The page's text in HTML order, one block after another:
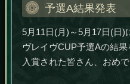
予選A結果発表
5月11日(月)～5月17日(日
ヴレイヴCUP予選Aの結果
入賞された皆さん、おめ